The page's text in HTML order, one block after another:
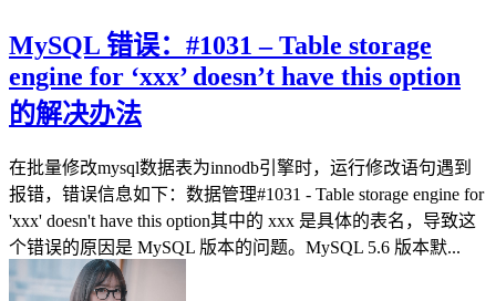
MySQL 错误：#1031 – Table storage
engine for ‘xxx’ doesn’t have this option
的解决办法
在批量修改mysql数据表为innodb引擎时，运行修改语句遇到
报错，错误信息如下：数据管理#1031 - Table storage engine for
'xxx' doesn't have this option其中的 xxx 是具体的表名，导致这
个错误的原因是 MySQL 版本的问题。MySQL 5.6 版本默...